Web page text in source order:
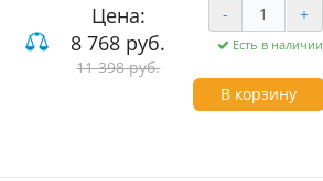
(LED)
Цена:
8 768 руб.
11 398 руб.
- +
Есть в наличии
В корзину